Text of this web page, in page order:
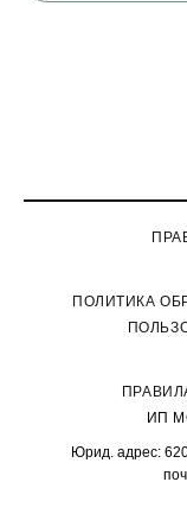
ПОЛИТИКА
ИП
Юрид. адрес: